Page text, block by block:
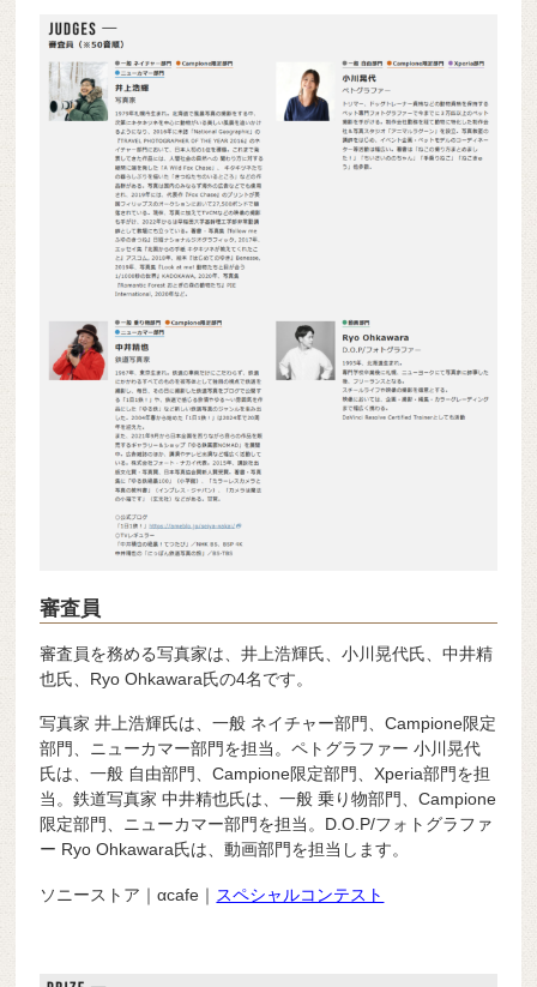
審査員
審査員を務める写真家は、井上浩輝氏、小川晃代氏、中井精
也氏、Ryo Ohkawara氏の4名です。
写真家 井上浩輝氏は、一般 ネイチャー部門、Campione限定
部門、ニューカマー部門を担当。ペトグラファー 小川晃代
氏は、一般 自由部門、Campione限定部門、Xperia部門を担
当。鉄道写真家 中井精也氏は、一般 乗り物部門、Campione
限定部門、ニューカマー部門を担当。D.O.P/フォトグラファ
ー Ryo Ohkawara氏は、動画部門を担当します。
ソニーストア｜αcafe｜ スペシャルコンテスト